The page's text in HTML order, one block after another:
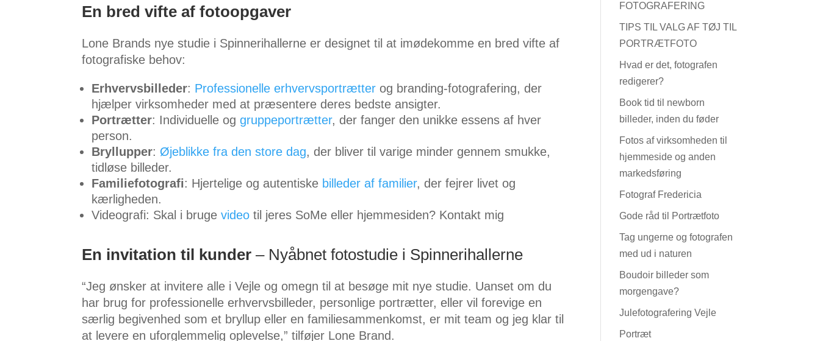
En bred vifte af fotoopgaver
Lone Brands nye studie i Spinnerihallerne er designet til at imødekomme en bred vifte af
fotografiske behov:
Erhvervsbilleder: Professionelle erhvervsportrætter og branding-fotografering, der
hjælper virksomheder med at præsentere deres bedste ansigter.
Portrætter: Individuelle oggruppeportrætter, der fanger den unikke essens af hver
person.
Bryllupper: Øjeblikke fra den store dag, der bliver til varige minder gennem smukke,
tidløse billeder.
Familiefotografi: Hjertelige og autentiske billeder af familier, der fejrer livet og
kærligheden.
Videografi: Skal i brugevideo til jeres SoMe eller hjemmesiden? Kontakt mig
En invitation til kunder – Nyåbnet fotostudie i Spinnerihallerne
“Jeg ønsker at invitere alle i Vejle og omegn til at besøge mit nye studie. Uanset om du
har brug for professionelle erhvervsbilleder, personlige portrætter, eller vil forevige en
særlig begivenhed som et bryllup eller en familiesammenkomst, er mit team og jeg klar til
at levere en uforglemmelig oplevelse,” tilføjer Lone Brand.
FOTOGRAFERING
TIPS TIL VALG AF TØJ TIL
PORTRÆTFOTO
Hvad er det, fotografen
redigerer?
Book tid til newborn
billeder, inden du føder
Fotos af virksomheden til
hjemmeside og anden
markedsføring
Fotograf Fredericia
Gode råd til Portrætfoto
Tag ungerne og fotografen
med ud i naturen
Boudoir billeder som
morgengave?
Julefotografering Vejle
Portræt